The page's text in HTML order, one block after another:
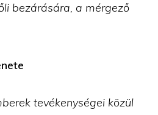
bezárására, a mérgező
tevékenységei közül